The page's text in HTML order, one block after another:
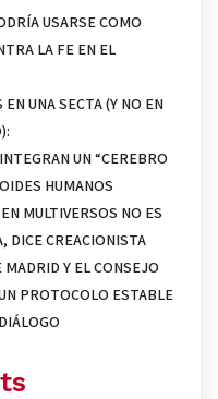
USARSE COMO
LA FE EN EL
UNA SECTA (Y NO EN
UN “CEREBRO
HUMANOS
MULTIVERSOS NO ES
DICE CREACIONISTA
Y EL CONSEJO
PROTOCOLO ESTABLE